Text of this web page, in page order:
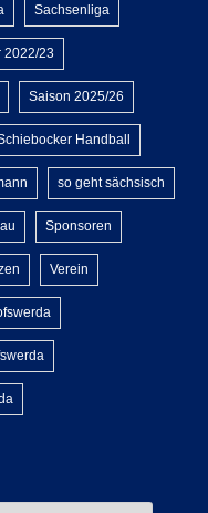
Sachsenliga
2022/23
Saison 2025/26
Handball
so geht sächsisch
Sponsoren
Verein